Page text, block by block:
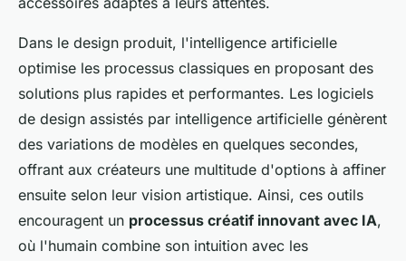
Dans le design produit, l'intelligence artificielle
optimise les processus classiques en proposant des
solutions plus rapides et performantes. Les logiciels
de design assistés par intelligence artificielle génèrent
des variations de modèles en quelques secondes,
offrant aux créateurs une multitude d'options à affiner
ensuite selon leur vision artistique. Ainsi, ces outils
encouragent un processus créatif innovant avec IA,
où l'humain combine son intuition avec les